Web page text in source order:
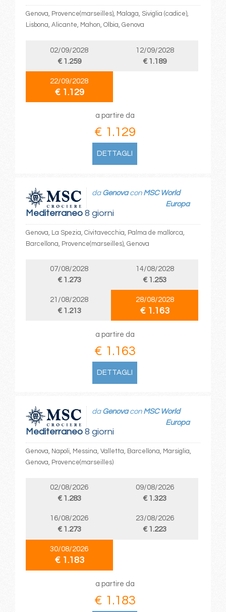
Genova, Provence(marseilles), Malaga, Siviglia (cadice),
Lisbona, Alicante, Mahon, Olbia, Genova
02/09/2028
€ 1.259
12/09/2028
€ 1.189
22/09/2028
€ 1.129
a partire da
€ 1.129
DETTAGLI
Mediterraneo8 giorni
da Genovacon MSC World
Europa
Genova, La Spezia, Civitavecchia, Palma de mallorca,
Barcellona, Provence(marseilles), Genova
07/08/2028
€ 1.273
14/08/2028
€ 1.253
21/08/2028
€ 1.213
28/08/2028
€ 1.163
a partire da
€ 1.163
DETTAGLI
Mediterraneo8 giorni
da Genovacon MSC World
Europa
Genova, Napoli, Messina, Valletta, Barcellona, Marsiglia,
Genova, Provence(marseilles)
02/08/2026
€ 1.283
09/08/2026
€ 1.323
16/08/2026
€ 1.273
23/08/2026
€ 1.223
30/08/2026
€ 1.183
a partire da
€ 1.183